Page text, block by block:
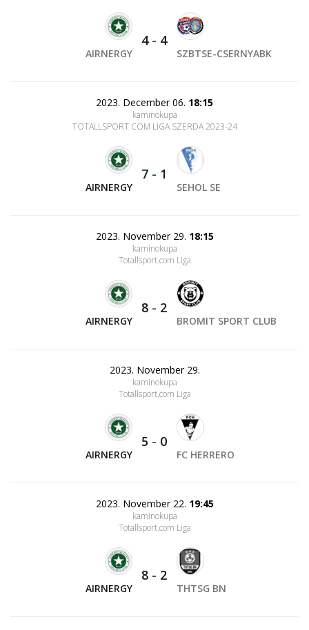
AIRNERGY
4- 4
SZBTSE-CSERNYABK
2023. December 06. 18:15
kaminokupa
TOTALLSPORT.COM LIGA SZERDA 2023-24
AIRNERGY
7 - 1
SEHOL SE
2023. November 29. 18:15
kaminokupa
Totallsport.com Liga
AIRNERGY
8 - 2
BROMIT SPORT CLUB
2023. November 29.
kaminokupa
Totallsport.com Liga
AIRNERGY
5 - 0
FC HERRERO
2023. November 22. 19:45
kaminokupa
Totallsport.com Liga
AIRNERGY
8 - 2
THTSG BN